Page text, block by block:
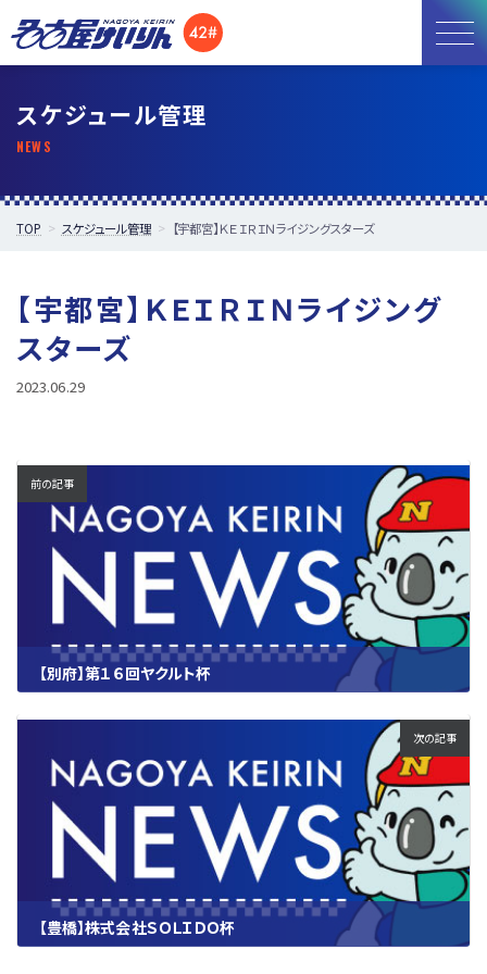
開催日程
施設紹介
所属選手
スケジュール管理
TOP スケジュール管理 【宇都宮】ＫＥＩＲＩＮライジングスターズ
【宇都宮】ＫＥＩＲＩＮライジング
スターズ
2023.06.29
前の記事
【別府】第１６回ヤクルト杯
次の記事
【豊橋】株式会社ＳＯＬＩＤＯ杯